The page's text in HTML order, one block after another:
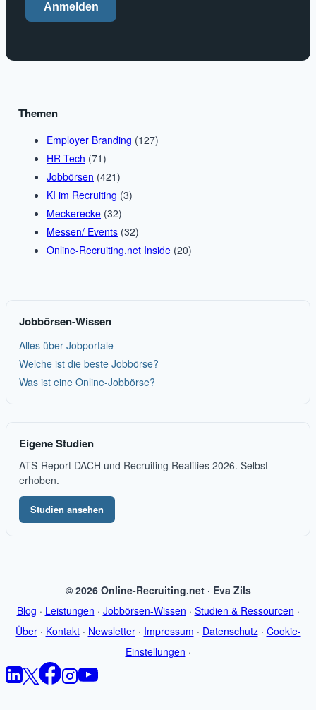
Anmelden
Themen
Employer Branding (127)
HR Tech (71)
Jobbörsen (421)
KI im Recruiting (3)
Meckerecke (32)
Messen/ Events (32)
Online-Recruiting.net Inside (20)
Jobbörsen-Wissen
Alles über Jobportale
Welche ist die beste Jobbörse?
Was ist eine Online-Jobbörse?
Eigene Studien
ATS-Report DACH und Recruiting Realities 2026. Selbst
erhoben.
Studien ansehen
© 2026 Online-Recruiting.net · Eva Zils
Blog · Leistungen · Jobbörsen-Wissen · Studien & Ressourcen ·
Über· Kontakt· Newsletter· Impressum · Datenschutz· Cookie-
Einstellungen ·